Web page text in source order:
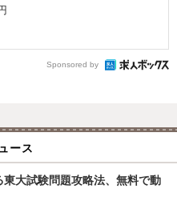
Sponsored by
ース
東大試験問題攻略法、無料で動